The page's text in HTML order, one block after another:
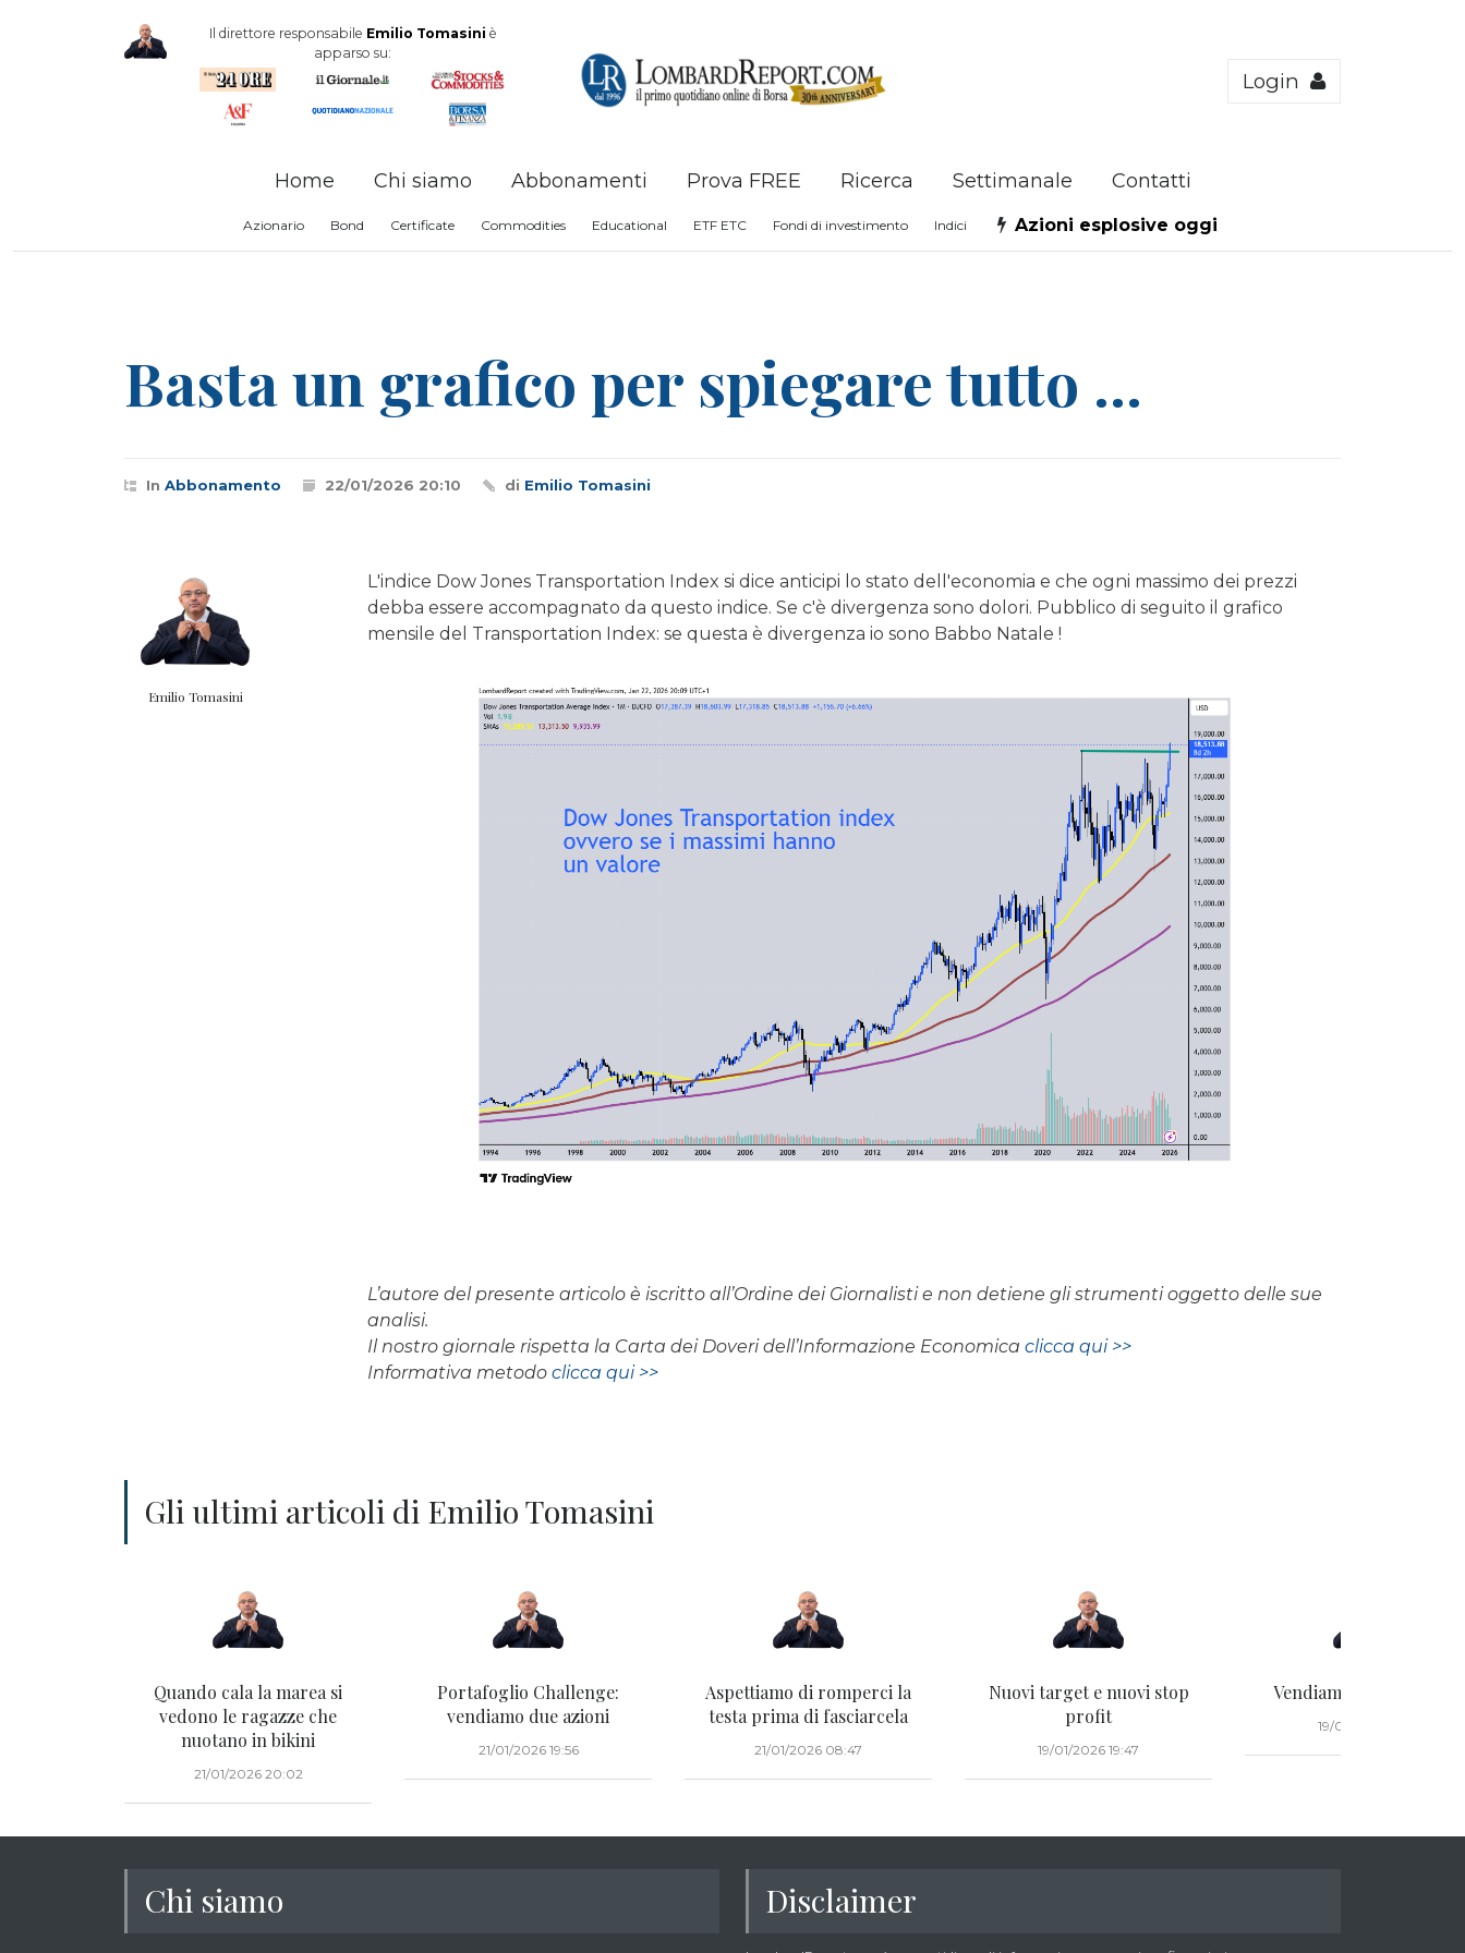
Il direttore responsabile Emilio Tomasini è
apparso su:
Login
Home Chi siamo Abbonamenti Prova FREE Ricerca Settimanale Contatti
Azionario Bond Certificate Commodities Educational ETF ETC Fondi di investimento Indici Azioni esplosive oggi
Basta un grafico per spiegare tutto ...
In Abbonamento 22/01/2026 20:10 di Emilio Tomasini
L'indice Dow Jones Transportation Index si dice anticipi lo stato dell'economia e che ogni massimo dei prezzi
debba essere accompagnato da questo indice. Se c'è divergenza sono dolori. Pubblico di seguito il grafico
mensile del Transportation Index: se questa è divergenza io sono Babbo Natale !
L’autore del presente articolo è iscritto all’Ordine dei Giornalisti e non detiene gli strumenti oggetto delle sue
analisi.
Il nostro giornale rispetta la Carta dei Doveri dell’Informazione Economicaclicca qui >>
Informativa metodoclicca qui >>
Emilio Tomasini
Gli ultimi articoli di Emilio Tomasini
Quando cala la marea si
vedono le ragazze che
nuotano in bikini
21/01/2026 20:02
Portafoglio Challenge:
vendiamo due azioni
21/01/2026 19:56
Aspettiamo di romperci la
testa prima di fasciarcela
21/01/2026 08:47
Nuovi target e nuovi stop
profit
19/01/2026 19:47
Vendiamo 3 obbligazioni
19/01/2026 15:48
Chi siamo Disclaimer